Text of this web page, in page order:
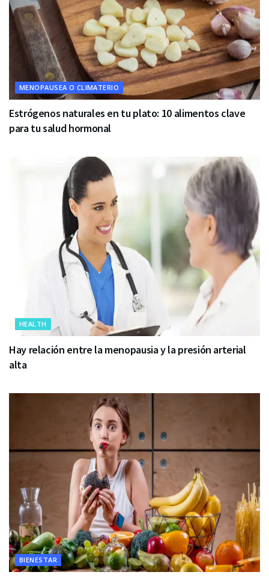
MENOPAUSEA O CLIMATERIO
Estrógenos naturales en tu plato: 10 alimentos clave
para tu salud hormonal
HEALTH
Hay relación entre la menopausia y la presión arterial
alta
BIENESTAR